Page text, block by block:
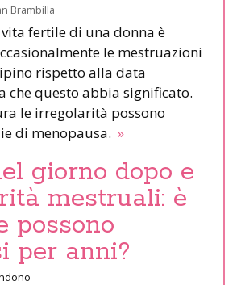
Brambilla
fertile di una donna è
le mestruazioni
rispetto alla data
che questo abbia significato.
le irregolarità possono
di menopausa. »
giorno dopo e
mestruali: è
possono
per anni?